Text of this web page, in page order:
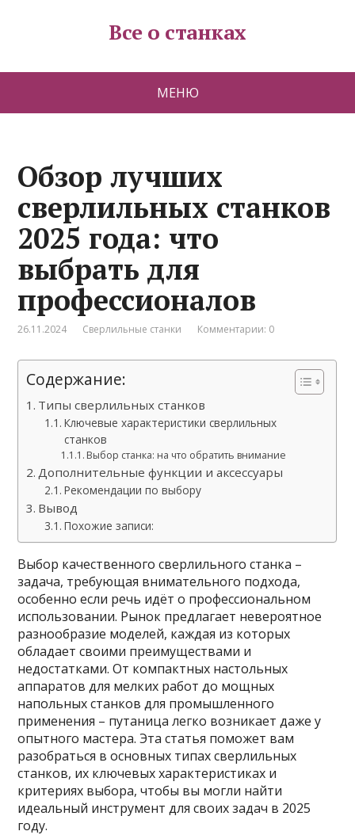
Все о станках
МЕНЮ
Обзор лучших
сверлильных станков
2025 года: что
выбрать для
профессионалов
26.11.2024 Сверлильные станки Комментарии: 0
Содержание:
Типы сверлильных станков
Ключевые характеристики сверлильных
станков
Выбор станка: на что обратить внимание
Дополнительные функции и аксессуары
Рекомендации по выбору
Вывод
Похожие записи:
Выбор качественного сверлильного станка –
задача, требующая внимательного подхода,
особенно если речь идёт о профессиональном
использовании. Рынок предлагает невероятное
разнообразие моделей, каждая из которых
обладает своими преимуществами и
недостатками. От компактных настольных
аппаратов для мелких работ до мощных
напольных станков для промышленного
применения – путаница легко возникает даже у
опытного мастера. Эта статья поможет вам
разобраться в основных типах сверлильных
станков, их ключевых характеристиках и
критериях выбора, чтобы вы могли найти
идеальный инструмент для своих задач в 2025
году.